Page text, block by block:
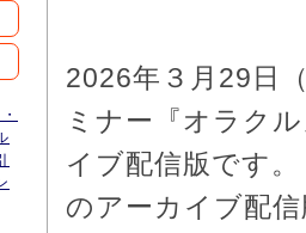
2026年３月29日
ミナー『オラク
イブ配信版です
のアーカイブ配